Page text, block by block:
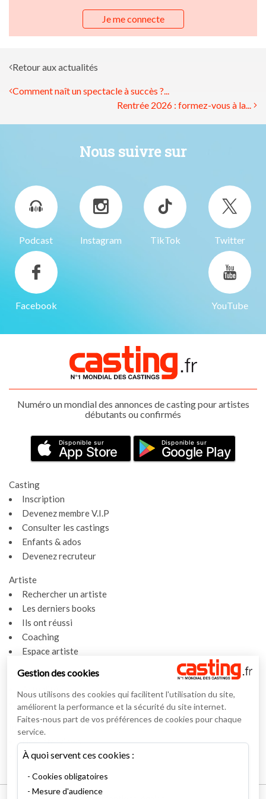
Je me connecte
Retour aux actualités
Comment naît un spectacle à succès ?...
Rentrée 2026 : formez-vous à la...
Nous suivre sur
Podcast Instagram TikTok Twitter
Facebook YouTube
Numéro un mondial des annonces de casting pour artistes
débutants ou confirmés
Disponible sur
App Store
Disponible sur
Google Play
Casting
Inscription
Devenez membre V.I.P
Consulter les castings
Enfants & ados
Devenez recruteur
Artiste
Rechercher un artiste
Les derniers books
Ils ont réussi
Coaching
Espace artiste
Actualités
Actualités
Vidéos
Interviews
Nos interviews
Lexique
Gestion des cookies
Nous utilisons des cookies qui facilitent l'utilisation du site,
améliorent la performance et la sécurité du site internet.
Faites-nous part de vos préférences de cookies pour chaque
service.
À quoi servent ces cookies :
Cookies obligatoires
Mesure d'audience